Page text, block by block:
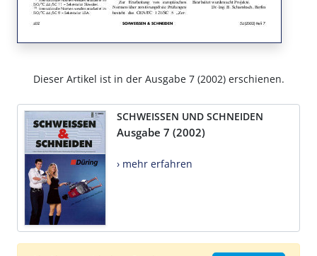
Dieser Artikel ist in der Ausgabe 7 (2002) erschienen.
SCHWEISSEN UND SCHNEIDEN
Ausgabe 7 (2002)
› mehr erfahren